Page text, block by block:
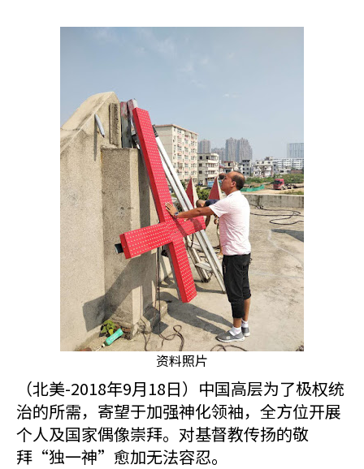
资料照片
（北美-2018年9月18日）中国高层为了极权统
治的所需，寄望于加强神化领袖，全方位开展
个人及国家偶像崇拜。对基督教传扬的敬
拜“独一神”愈加无法容忍。